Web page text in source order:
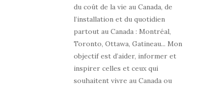
du coût de la vie au Canada, de
l’installation et du quotidien
partout au Canada : Montréal,
Toronto, Ottawa, Gatineau... Mon
objectif est d’aider, informer et
inspirer celles et ceux qui
souhaitent vivre au Canada ou